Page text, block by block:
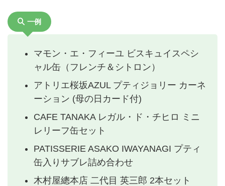
一例
マモン・エ・フィーユ ビスキュイスペシ
ャル缶（フレンチ＆シトロン）
アトリエ桜坂AZUL プティジョリー カーネ
ーション (母の日カード付)
CAFE TANAKA レガル・ド・チヒロ ミニ
レリーフ缶セット
PATISSERIE ASAKO IWAYANAGI プティ
缶入りサブレ詰め合わせ
木村屋總本店 二代目 英三郎 2本セット